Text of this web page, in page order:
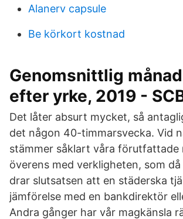
Alanerv capsule
Be körkort kostnad
Genomsnittlig
efter yrke, 2019 -
Det låter absurt mycket, så
det någon 40-timmarsvecka. Vid
stämmer såklart våra förutfattade
överens med verkligheten, som
drar slutsatsen att en städerska
jämförelse med en bankdirektör
Andra gånger har vår magkänsla